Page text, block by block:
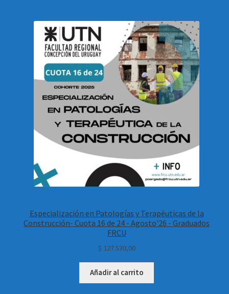
Especialización en Patologías y Terapéuticas de la
Construcción- Cuota 16 de 24 - Agosto'26 - Graduados
FRCU
$ 127.530,00
Añadir al carrito